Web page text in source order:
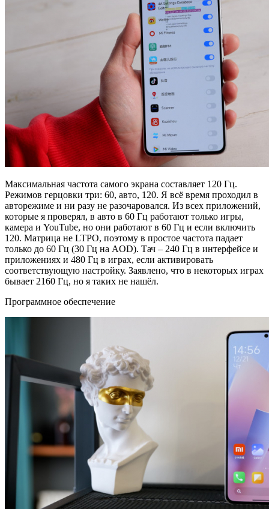
Максимальная частота самого экрана составляет 120 Гц.
Режимов герцовки три: 60, авто, 120. Я всё время проходил в
авторежиме и ни разу не разочаровался. Из всех приложений,
которые я проверял, в авто в 60 Гц работают только игры,
камера и YouTube, но они работают в 60 Гц и если включить
120. Матрица не LTPO, поэтому в простое частота падает
только до 60 Гц (30 Гц на AOD). Тач – 240 Гц в интерфейсе и
приложениях и 480 Гц в играх, если активировать
соответствующую настройку. Заявлено, что в некоторых играх
бывает 2160 Гц, но я таких не нашёл.
Программное обеспечение